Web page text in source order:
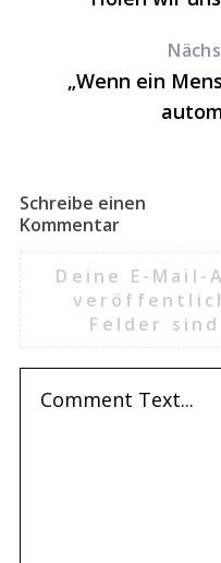
„Wenn ein
Schreibe einen
Kommentar
Deine E-
Felder